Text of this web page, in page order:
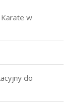
w
do